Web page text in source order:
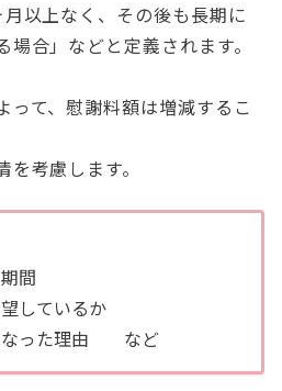
以上なく、その後も長期に
合」などと定義されます。
って、慰謝料額は増減するこ
考慮します。
間
しているか
なった理由 など